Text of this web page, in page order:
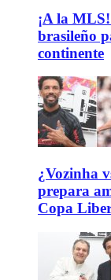
¡A la
brasileño
continente
¿Vozinha
prepara
Copa